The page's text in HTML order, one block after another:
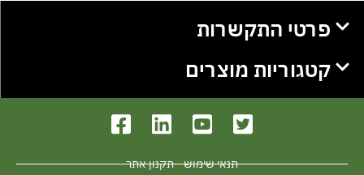
פרטי התקשרות
קטגוריות מוצרים
תנאי שימוש - תקנון אתר